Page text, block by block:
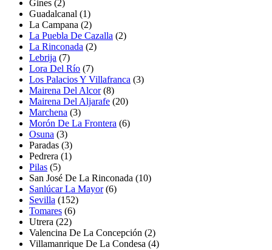
Gines (2)
Guadalcanal (1)
La Campana (2)
La Puebla De Cazalla (2)
La Rinconada (2)
Lebrija (7)
Lora Del Río (7)
Los Palacios Y Villafranca (3)
Mairena Del Alcor(8)
Mairena Del Aljarafe (20)
Marchena (3)
Morón De La Frontera (6)
Osuna (3)
Paradas (3)
Pedrera (1)
Pilas (5)
San José De La Rinconada (10)
Sanlúcar La Mayor(6)
Sevilla (152)
Tomares (6)
Utrera (22)
Valencina De La Concepción (2)
Villamanrique De La Condesa (4)